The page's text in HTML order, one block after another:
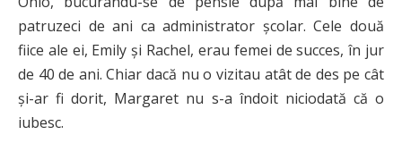
patruzeci de ani ca administrator școlar. Cele două
fiice ale ei, Emily și Rachel, erau femei de succes, în jur
de 40 de ani. Chiar dacă nu o vizitau atât de des pe cât
și-ar fi dorit, Margaret nu s-a îndoit niciodată că o
iubesc.